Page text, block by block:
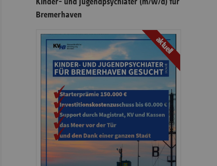
Kinder- und Jugendpsychiater (m/w/d) für
Bremerhaven
aktuell